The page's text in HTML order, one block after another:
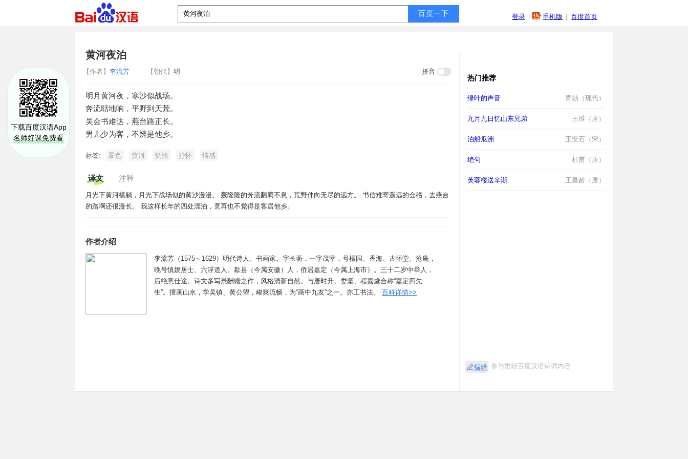
登录 | 手机版 | 百度首页
下载百度汉语App
名师好课免费看
黄河夜泊
【作者】 李流芳 【朝代】 明 拼音
明月黄河夜，寒沙似战场。
奔流聒地响，平野到天荒。
吴会书难达，燕台路正长。
男儿少为客，不辨是他乡。
标签: 景色 黄河 惆怅 抒怀 情感
译文 注释
月光下黄河横躺，月光下战场似的黄沙漫漫。 轰隆隆的奔流翻腾不息，荒野伸向无尽的远方。 书信难寄遥远的会稽，去燕台
的路啊还很漫长。 我这样长年的四处漂泊，竟再也不觉得是客居他乡。
作者介绍
李流芳（1575～1629）明代诗人、书画家。字长蘅，一字茂宰，号檀园、香海、古怀堂、沧庵，
晚号慎娱居士、六浮道人。歙县（今属安徽）人，侨居嘉定（今属上海市）。三十二岁中举人，
后绝意仕途。诗文多写景酬赠之作，风格清新自然。与唐时升、娄坚、程嘉燧合称“嘉定四先
生”。擅画山水，学吴镇、黄公望，峻爽流畅，为“画中九友”之一。亦工书法。
百科详情>>
热门推荐
绿叶的声音 青勃（现代）
九月九日忆山东兄弟 王维（唐）
泊船瓜洲 王安石（宋）
绝句 杜甫（唐）
芙蓉楼送辛渐 王昌龄（唐）
编辑 参与贡献百度汉语诗词内容